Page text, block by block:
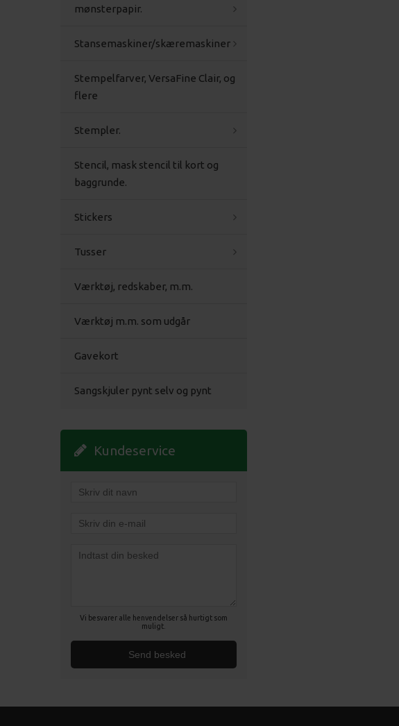
mønsterpapir.
Stansemaskiner/skæremaskiner
Stempelfarver, VersaFine Clair, og
flere
Stempler.
Stencil, mask stencil til kort og
baggrunde.
Stickers
Tusser
Værktøj, redskaber, m.m.
Værktøj m.m. som udgår
Gavekort
Sangskjuler pynt selv og pynt
Kundeservice
Vi besvarer alle henvendelser så hurtigt som
muligt.